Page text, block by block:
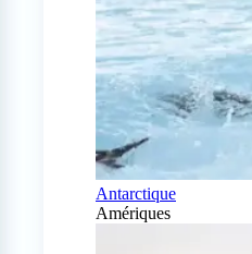
Antarctique
Amériques